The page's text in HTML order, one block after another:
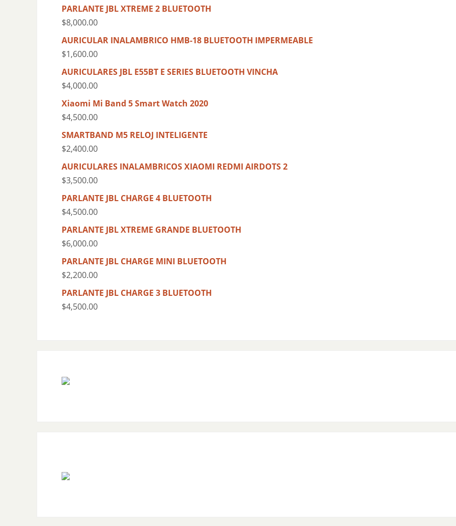
PARLANTE JBL XTREME 2 BLUETOOTH
$8,000.00
AURICULAR INALAMBRICO HMB-18 BLUETOOTH IMPERMEABLE
$1,600.00
AURICULARES JBL E55BT E SERIES BLUETOOTH VINCHA
$4,000.00
Xiaomi Mi Band 5 Smart Watch 2020
$4,500.00
SMARTBAND M5 RELOJ INTELIGENTE
$2,400.00
AURICULARES INALAMBRICOS XIAOMI REDMI AIRDOTS 2
$3,500.00
PARLANTE JBL CHARGE 4 BLUETOOTH
$4,500.00
PARLANTE JBL XTREME GRANDE BLUETOOTH
$6,000.00
PARLANTE JBL CHARGE MINI BLUETOOTH
$2,200.00
PARLANTE JBL CHARGE 3 BLUETOOTH
$4,500.00